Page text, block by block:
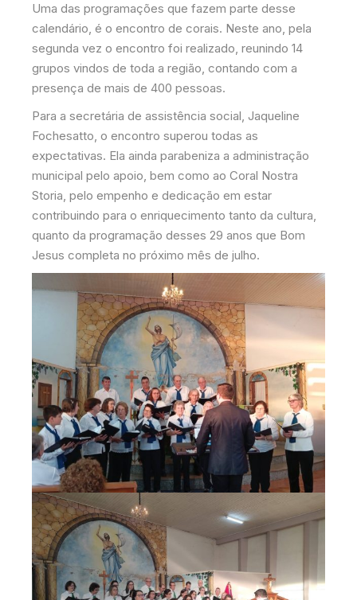
Uma das programações que fazem parte desse
calendário, é o encontro de corais. Neste ano, pela
segunda vez o encontro foi realizado, reunindo 14
grupos vindos de toda a região, contando com a
presença de mais de 400 pessoas.
Para a secretária de assistência social, Jaqueline
Fochesatto, o encontro superou todas as
expectativas. Ela ainda parabeniza a administração
municipal pelo apoio, bem como ao Coral Nostra
Storia, pelo empenho e dedicação em estar
contribuindo para o enriquecimento tanto da cultura,
quanto da programação desses 29 anos que Bom
Jesus completa no próximo mês de julho.